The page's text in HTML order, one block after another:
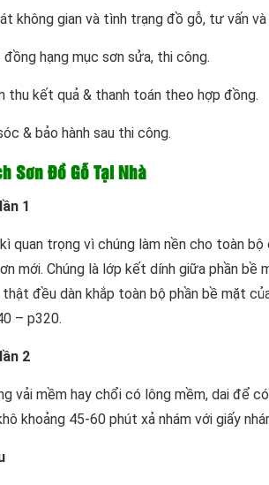
không gian và tình trạng đồ gỗ, tư vấn và
đồng hạng mục sơn sửa, thi công.
thu kết quả & thanh toán theo hợp đồng.
& bảo hành sau thi công.
Sơn Đồ Gỗ Tại Nhà
1
quan trọng vì chúng làm nền cho toàn
mới. Chúng là lớp kết dính giữa phần
đều dàn khắp toàn bộ phần bề mặt
– p320.
2
vải mềm hay chổi có lông mềm, dai để
khoảng 45-60 phút xả nhám với giấy